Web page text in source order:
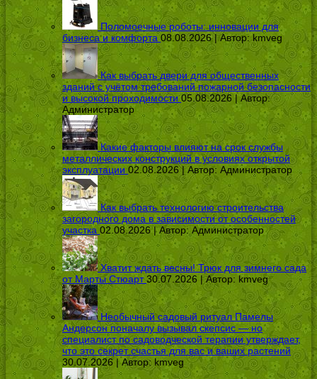
Поломоечные роботы: инновации для
бизнеса и комфорта 08.08.2026 | Автор:kmveg
Как выбрать двери для общественных
зданий с учётом требований пожарной безопасности
и высокой проходимости 05.08.2026 | Автор:
Администратор
Какие факторы влияют на срок службы
металлических конструкций в условиях открытой
эксплуатации 02.08.2026 | Автор: Администратор
Как выбрать технологию строительства
загородного дома в зависимости от особенностей
участка 02.08.2026 | Автор: Администратор
Хватит ждать весны! Трюк для зимнего сада
от Марты Стюарт 30.07.2026 | Автор: kmveg
Необычный садовый ритуал Памелы
Андерсон поначалу вызывал скепсис — но
специалист по садоводческой терапии утверждает,
что это секрет счастья для вас и ваших растений
30.07.2026 | Автор: kmveg